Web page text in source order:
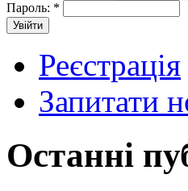
Пароль: *
Реєстрація
Запитати
Останні